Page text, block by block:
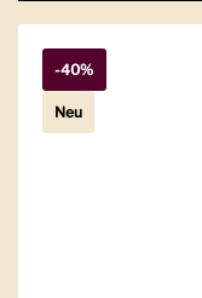
-40%
Neu